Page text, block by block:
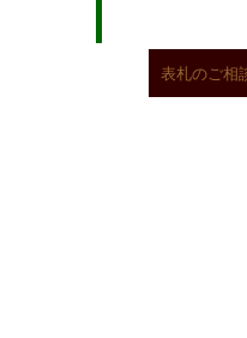
表札のご相